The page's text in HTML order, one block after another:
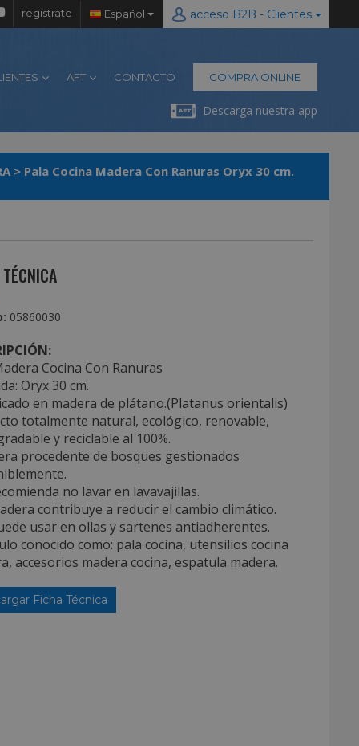
regístrate Español acceso B2B - Clientes
AFT CONTACTO COMPRA ONLINE
Descarga nuestra app
> Pala Cocina Madera Con Ranuras Oryx 30 cm.
05860030
Cocina Con Ranuras
Oryx 30 cm.
en madera de plátano.(Platanus orientalis)
totalmente natural, ecológico, renovable,
y reciclable al 100%.
procedente de bosques gestionados
no lavar en lavavajillas.
contribuye a reducir el cambio climático.
usar en ollas y sartenes antiadherentes.
conocido como: pala cocina, utensilios cocina
accesorios madera cocina, espatula madera.
Ficha Técnica